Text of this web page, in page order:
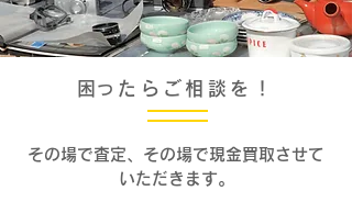
​困ったらご相談を！
その場で査定、その場で現金買取させて
いただきます。